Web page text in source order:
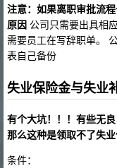
注意：如果离职审批流
原因 公司只需要出具相
需要员工在写辞职单。
表自己备份
失业保险金与失业
有个大坑！！！有些无
那么这种是领取不了失
条件：